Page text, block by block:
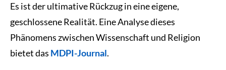
Es ist der ultimative Rückzug in eine eigene,
geschlossene Realität. Eine Analyse dieses
Phänomens zwischen Wissenschaft und Religion
bietet das MDPI-Journal.